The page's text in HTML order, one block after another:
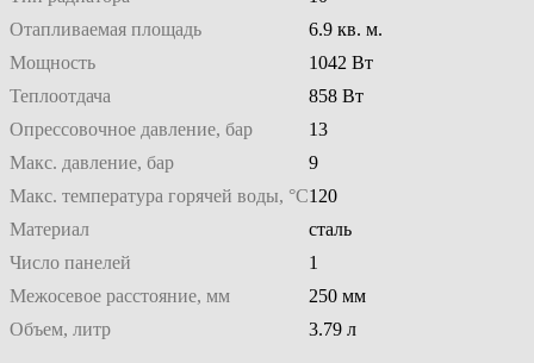
Отапливаемая площадь
6.9 кв. м.
Мощность
1042 Вт
Теплоотдача
858 Вт
Опрессовочное давление, бар
13
Макс. давление, бар
9
Макс. температура горячей воды, °С120
Материал
сталь
Число панелей
1
Межосевое расстояние, мм
250 мм
Объем, литр
3.79 л